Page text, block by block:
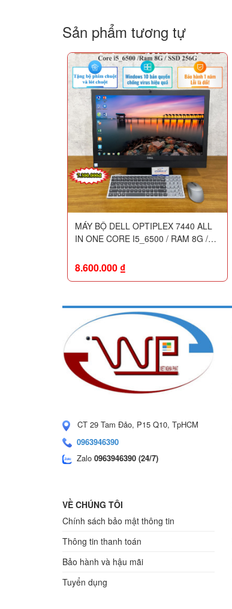
Sản phẩm tương tự
MÁY BỘ DELL OPTIPLEX 7440 ALL
IN ONE CORE I5_6500 / RAM 8G /
99%
8.600.000 ₫
CT 29 Tam Đảo, P15 Q10, TpHCM
0963946390
Zalo 0963946390 (24/7)
VỀ CHÚNG TÔI
Chính sách bảo mật thông tin
Thông tin thanh toán
Bảo hành và hậu mãi
Tuyển dụng